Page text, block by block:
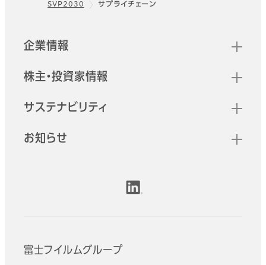
フッターSVP2030
サプライチェーン
クイックリンク
企業情報
株主・投資家情報
サステナビリティ
お知らせ
富士フイルムグループ